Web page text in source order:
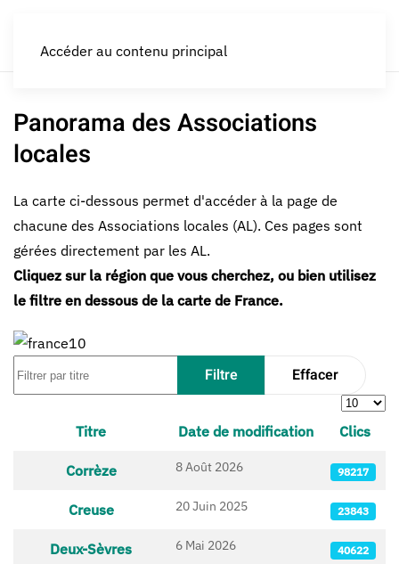
Accéder au contenu principal
Panorama des Associations
locales
La carte ci-dessous permet d'accéder à la page de
chacune des Associations locales (AL). Ces pages sont
gérées directement par les AL.
Cliquez sur la région que vous cherchez, ou bien utilisez
le filtre en dessous de la carte de France.
Filtrer par titre Filtre Effacer
Afficher
Titre Date de modification Clics
Corrèze 8 Août 2026 98217
Creuse 20 Juin 2025 23843
Deux-Sèvres 6 Mai 2026 40622